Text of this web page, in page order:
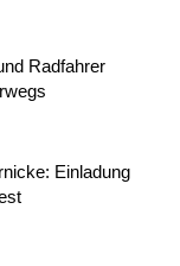
Radfahrer
Einladung